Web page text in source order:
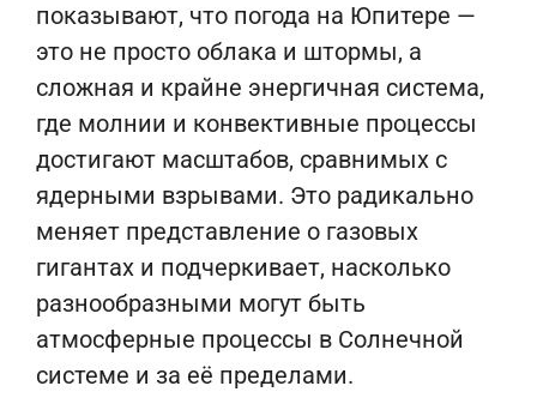
показывают, что погода на Юпитере —
это не просто облака и штормы, а
сложная и крайне энергичная система,
где молнии и конвективные процессы
достигают масштабов, сравнимых с
ядерными взрывами. Это радикально
меняет представление о газовых
гигантах и подчеркивает, насколько
разнообразными могут быть
атмосферные процессы в Солнечной
системе и за её пределами.